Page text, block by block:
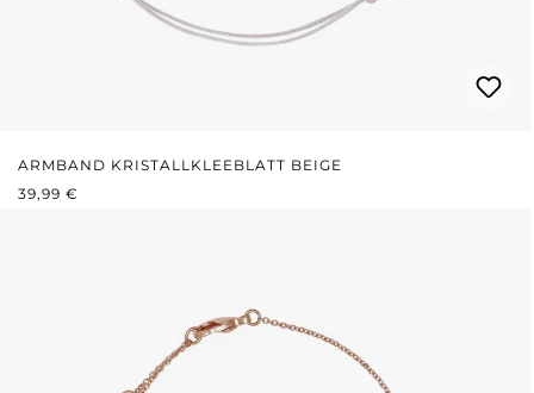
ARMBAND KRISTALLKLEEBLATT BEIGE
REGULÄRER PREIS:
39,99 €